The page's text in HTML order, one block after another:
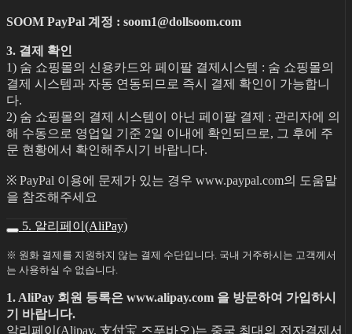
SOOM PayPal 계정 : soom1@dollsoom.com
3. 결제 확인
1) 숨 쇼핑몰의 신용카드와 페이팔 결제시스템 : 숨 쇼핑몰의
결제 시스템과 자동 연동되므로 즉시 결제 확인이 가능합니
다.
2) 숨 쇼핑몰의 결제 시스템이 아닌 페이팔 결제 : 관리자에 의
해 수동으로 영업일 기준 2일 이내에 확인되므로, 그 후에 주
문 현황에서 확인해주시기 바랍니다.
※ PayPal 이용에 문제가 있는 경우 www.paypal.com의 도움말
을 참조해주세요
5. 알리페이(AliPay)
※ 원화 결제를 지원하지 않는 결제 수단입니다. 국내 거주하시는 고객께서
는 사용하실 수 없습니다.
1. AliPay 회원 등록은 www.alipay.com 을 방문하여 가입하시
기 바랍니다.
알리페이(Alipay, 支付宝 즈푸바오)는 중국 최대의 전자결제서